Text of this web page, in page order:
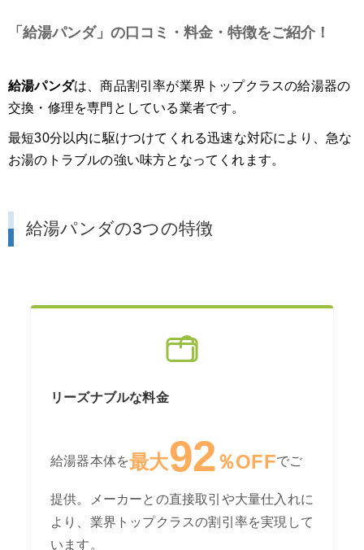
「給湯パンダ」の口コミ・料金・特徴をご紹介！
給湯パンダは、商品割引率が業界トップクラスの給湯器の
交換・修理を専門としている業者です。
最短30分以内に駆けつけてくれる迅速な対応により、急な
お湯のトラブルの強い味方となってくれます。
給湯パンダの3つの特徴
リーズナブルな料金
給湯器本体を最大92％OFFでご
提供。メーカーとの直接取引や大量仕入れに
より、業界トップクラスの割引率を実現して
います。